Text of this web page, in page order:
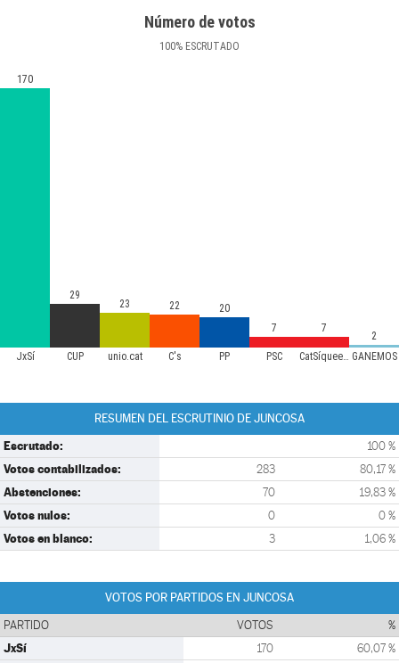
Número de votos
100% ESCRUTADO
JxSí CUP unio.cat C's PP PSC CatSíqueesPot GANEMOS
170
29
23 22
20
7
7
2
RESUMEN DEL ESCRUTINIO DE JUNCOSA
Escrutado: 100 %
Votos contabilizados: 283 80,17 %
Abstenciones: 70 19,83 %
Votos nulos: 0 0 %
Votos en blanco: 3 1,06 %
VOTOS POR PARTIDOS EN JUNCOSA
PARTIDO VOTOS %
JxSí 170 60,07 %